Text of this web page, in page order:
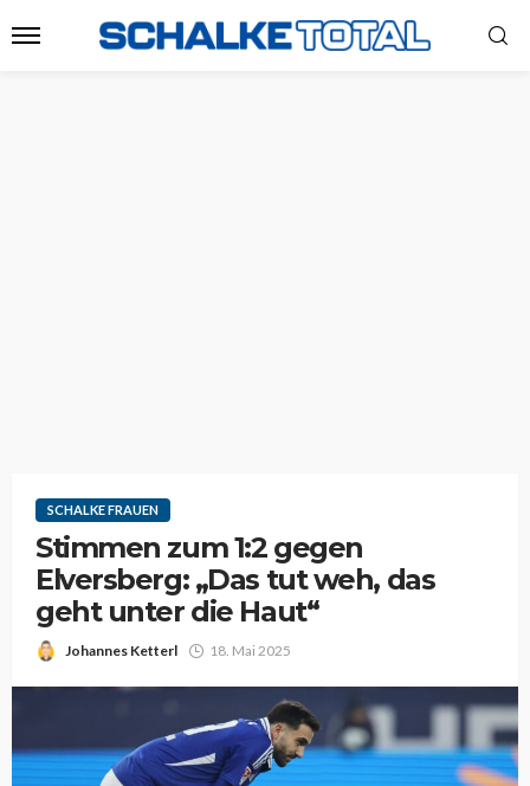
SCHALKE FRAUEN
Stimmen zum 1:2 gegen
Elversberg: „Das tut weh, das
geht unter die Haut“
Johannes Ketterl 18. Mai 2025